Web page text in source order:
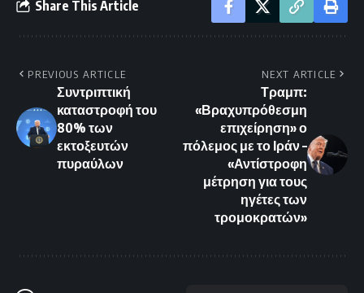
Share This Article
PREVIOUS ARTICLE
Συντριπτική
καταστροφή του
80% των
εκτοξευτών
πυραύλων
NEXT ARTICLE
Τραμπ:
«Βραχυπρόθεσμη
επιχείρηση» ο
πόλεμος με το Ιράν –
«Αντίστροφη
μέτρηση για τους
ηγέτες των
τρομοκρατών»